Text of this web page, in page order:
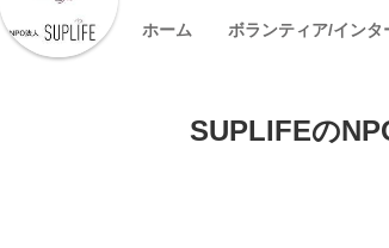
ホーム ボランティア/インタ
SUPLIFEの